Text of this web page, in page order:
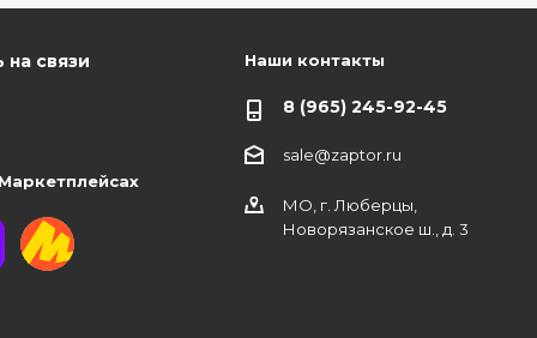
на связи Наши контакты
8 (965) 245-92-45
sale@zaptor.ru
МО, г. Люберцы,
Новорязанское ш., д. 3